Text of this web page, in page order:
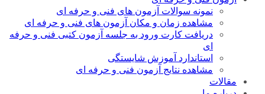
نمونه سوالات آزمون های فنی و حرفه ای
مشاهده زمان و مکان آزمون های فنی و حرفه ای
دریافت کارت ورود به جلسه آزمون کتبی فنی و حرفه
ای
استاندارد آموزش شایستگی
مشاهده نتایج آزمون فنی و حرفه ای
مقالات